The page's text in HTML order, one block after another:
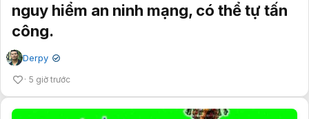
nguy hiểm an ninh mạng, có thể tự tấn
công.
Derpy ✔
5 giờ trước